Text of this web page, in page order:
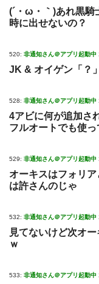
(´・ω・｀)あれ黒騎
時に出せないの？
520: 非通知さん＠アプリ起動中
JK & オイゲン「？」
528: 非通知さん＠アプリ起動中
4アビに何が追加さ
フルオートでも使
529: 非通知さん＠アプリ起動中
オーキスはフォリ
は許さんのじゃ
532: 非通知さん＠アプリ起動中
見てないけど次オ
ｗ
533: 非通知さん＠アプリ起動中